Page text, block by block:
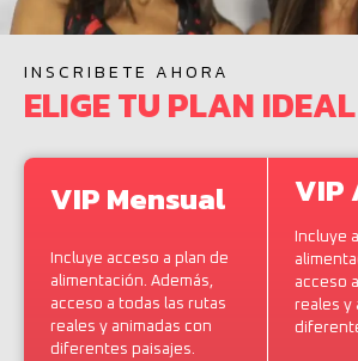
INSCRIBETE AHORA
ELIGE TU PLAN IDEAL
VIP Mensual
Incluye acceso a plan de
alimentación. Además,
acceso a todas las rutas
reales y animadas con
diferentes paisajes.
VIP
Incluye
acceso
reales y